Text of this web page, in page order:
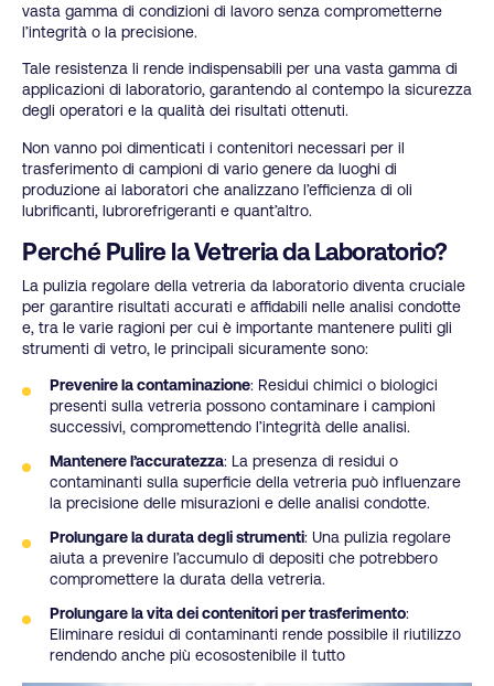
vasta gamma di condizioni di lavoro senza comprometterne
l’integrità o la precisione.
Tale resistenza li rende indispensabili per una vasta gamma di
applicazioni di laboratorio, garantendo al contempo la sicurezza
degli operatori e la qualità dei risultati ottenuti.
Non vanno poi dimenticati i contenitori necessari per il
trasferimento di campioni di vario genere da luoghi di
produzione ai laboratori che analizzano l’efficienza di oli
lubrificanti, lubrorefrigeranti e quant’altro.
Perché Pulire la Vetreria da Laboratorio?
La pulizia regolare della vetreria da laboratorio diventa cruciale
per garantire risultati accurati e affidabili nelle analisi condotte
e, tra le varie ragioni per cui è importante mantenere puliti gli
strumenti di vetro, le principali sicuramente sono:
Prevenire la contaminazione: Residui chimici o biologici
presenti sulla vetreria possono contaminare i campioni
successivi, compromettendo l’integrità delle analisi.
Mantenere l’accuratezza: La presenza di residui o
contaminanti sulla superficie della vetreria può influenzare
la precisione delle misurazioni e delle analisi condotte.
Prolungare la durata degli strumenti: Una pulizia regolare
aiuta a prevenire l’accumulo di depositi che potrebbero
compromettere la durata della vetreria.
Prolungare la vita dei contenitori per trasferimento:
Eliminare residui di contaminanti rende possibile il riutilizzo
rendendo anche più ecosostenibile il tutto